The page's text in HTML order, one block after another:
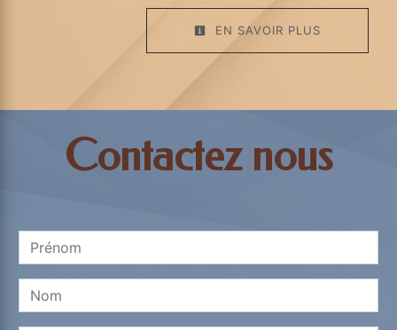
EN SAVOIR PLUS
Contactez nous